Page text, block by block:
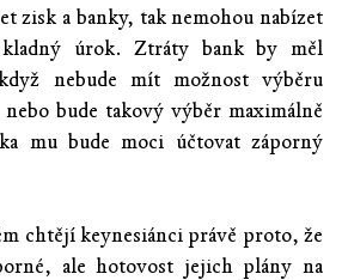
zisk a banky, tak nemohou nabízet
kladný úrok. Ztráty bank by měl
nebude mít možnost výběru
bude takový výběr maximálně
mu bude moci účtovat záporný
chtějí keynesiánci právě proto, že
ale hotovost jejich plány na